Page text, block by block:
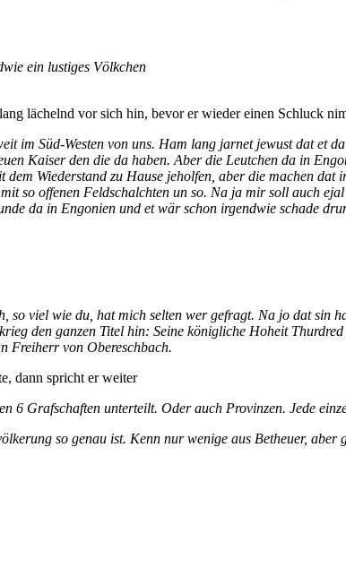
ein lustiges Völkchen
lächelnd vor sich hin, bevor er wieder einen Schluck
im Süd-Westen von uns. Ham lang jarnet jewust dat et
Kaiser den die da haben. Aber die Leutchen da in
dem Wiederstand zu Hause jeholfen, aber die machen
so offenen Feldschalchten un so. Na ja mir soll auch
da in Engonien und et wär schon irgendwie schade
so viel wie du, hat mich selten wer gefragt. Na jo dat sin
den ganzen Titel hin: Seine königliche Hoheit
Freiherr von Obereschbach.
dann spricht er weiter
6 Grafschaften unterteilt. Oder auch Provinzen. Jede
so genau ist. Kenn nur wenige aus Betheuer,